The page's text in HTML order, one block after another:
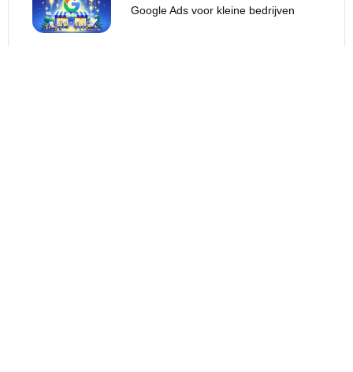
Google Ads voor kleine bedrijven